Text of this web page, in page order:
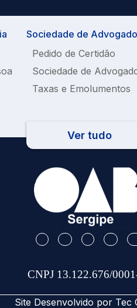
Sociedade de
Pedido de Certidão
Sociedade de
Taxas e Emolumentos
Ver tudo
CNPJ 13.122.676/
Site Desenvolvido por Tec